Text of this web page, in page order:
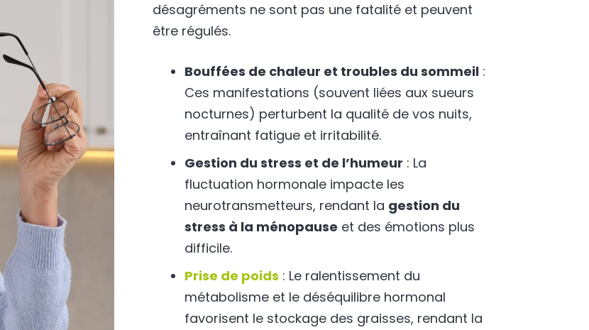
désagréments ne sont pas une fatalité et peuvent
être régulés.
Bouffées de chaleur et troubles du sommeil :
Ces manifestations (souvent liées aux sueurs
nocturnes) perturbent la qualité de vos nuits,
entraînant fatigue et irritabilité.
Gestion du stress et de l’humeur : La
fluctuation hormonale impacte les
neurotransmetteurs, rendant la gestion du
stress à la ménopause et des émotions plus
difficile.
Prise de poids : Le ralentissement du
métabolisme et le déséquilibre hormonal
favorisent le stockage des graisses, rendant la